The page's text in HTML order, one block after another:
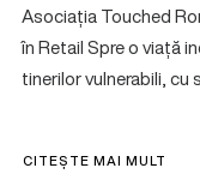
Asociația Touched
în Retail Spre o viață
tinerilor vulnerabili, cu
CITEȘTE MAI MULT